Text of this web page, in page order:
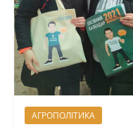
АГРОПОЛІТИКА